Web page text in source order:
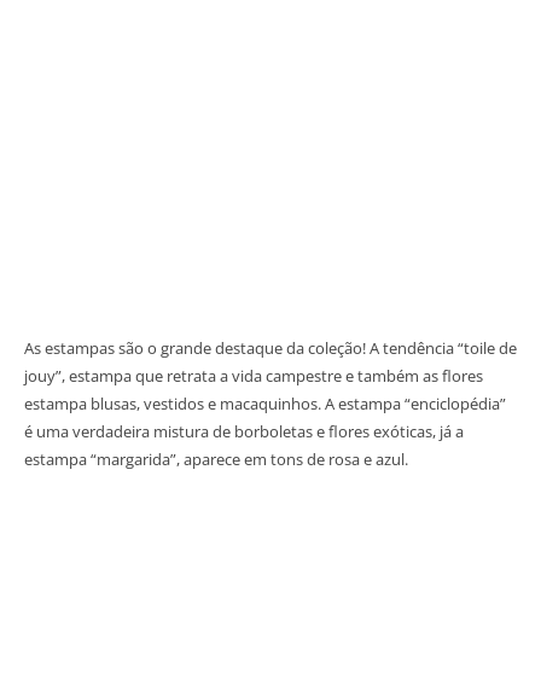
As estampas são o grande destaque da coleção! A tendência “toile de
jouy”, estampa que retrata a vida campestre e também as flores
estampa blusas, vestidos e macaquinhos. A estampa “enciclopédia”
é uma verdadeira mistura de borboletas e flores exóticas, já a
estampa “margarida”, aparece em tons de rosa e azul.